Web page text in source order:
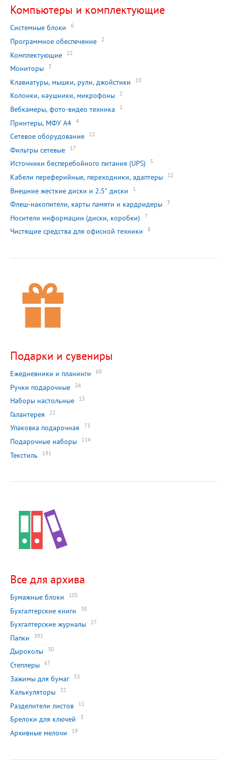
Компьютеры и комплектующие
Системные блоки 6
Программное обеспечение 2
Комплектующие 22
Мониторы 3
Клавиатуры, мышки, рули, джойстики 10
Колонки, наушники, микрофоны 2
Вебкамеры, фото-видео техника 1
Принтеры, МФУ А4 4
Сетевое оборудование 22
Фильтры сетевые 17
Источники бесперебойного питания (UPS) 5
Кабели переферийные, переходники, адаптеры 12
Внешние жесткие диски и 2.5" диски 1
Флеш-накопители, карты памяти и кардридеры 3
Носители информации (диски, коробки) 7
Чистящие средства для офисной техники 8
Подарки и сувениры
Ежедневники и планинги 60
Ручки подарочные 24
Наборы настольные 15
Галантерея 22
Упаковка подарочная 73
Подарочные наборы 114
Текстиль 191
Все для архива
Бумажные блоки 105
Бухгалтерские книги 30
Бухгалтерские журналы 27
Папки 391
Дыроколы 30
Степлеры 67
Зажимы для бумаг 33
Калькуляторы 32
Разделители листов 11
Брелоки для ключей 3
Архивные мелочи 19